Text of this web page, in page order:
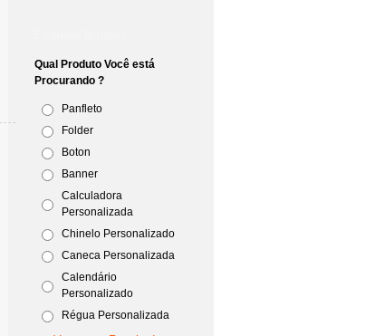
Qual Produto Você está
Procurando ?
Panfleto
Folder
Boton
Banner
Calculadora
Personalizada
Chinelo Personalizado
Caneca Personalizada
Calendário
Personalizado
Régua Personalizada